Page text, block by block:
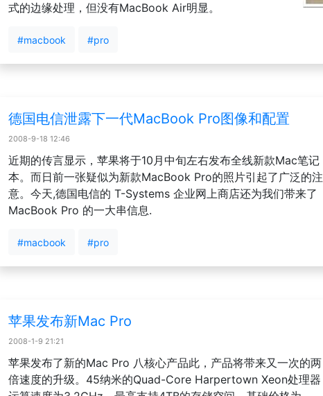
式的边缘处理，但没有MacBook Air明显。
#macbook #pro
德国电信泄露下一代MacBook Pro图像和配置
2008-9-18 12:46
近期的传言显示，苹果将于10月中旬左右发布全线新款Mac笔记
本。而日前一张疑似为新款MacBook Pro的照片引起了广泛的注
意。今天,德国电信的 T-Systems 企业网上商店还为我们带来了
MacBook Pro 的一大串信息.
#macbook #pro
苹果发布新Mac Pro
2008-1-9 21:21
苹果发布了新的Mac Pro 八核心产品此，产品将带来又一次的两
倍速度的升级。45纳米的Quad-Core Harpertown Xeon处理器